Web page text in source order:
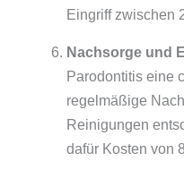
Eingriff zwischen
Nachsorge und
Parodontitis eine
regelmäßige
Reinigungen
dafür Kosten von